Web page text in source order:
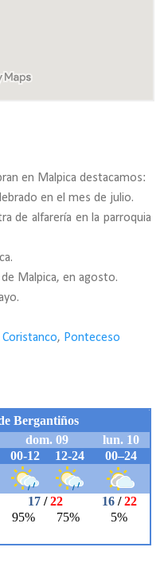
en Malpica destacamos:
en el mes de julio.
de alfarería en la parroquia
Malpica, en agosto.
Coristanco, Ponteceso